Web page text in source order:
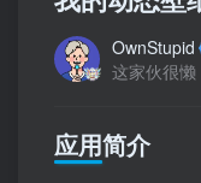
OwnStupid
这家伙很
应用简介